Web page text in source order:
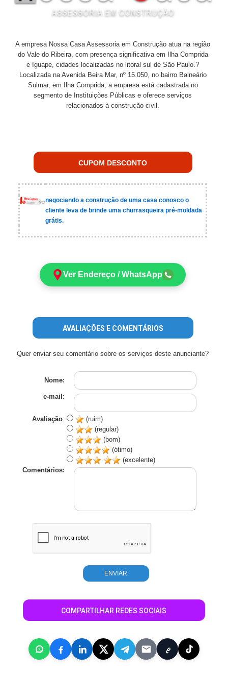
A empresa Nossa Casa Assessoria em Construção atua na região
do Vale do Ribeira, com presença significativa em Ilha Comprida
e Iguape, cidades localizadas no litoral sul de São Paulo.?
Localizada na Avenida Beira Mar, nº 15.050, no bairro Balneário
Sulmar, em Ilha Comprida, a empresa está cadastrada no
segmento de Instituições Públicas e oferece serviços
relacionados à construção civil.
CUPOM DESCONTO
negociando a construção de uma casa conosco o
cliente leva de brinde uma churrasqueira pré-moldada
grátis.
Ver Endereço / WhatsApp
AVALIAÇÕES E COMENTÁRIOS
Quer enviar seu comentário sobre os serviços deste anunciante?
Nome:
e-mail:
Avaliação:
(ruim)
(regular)
(bom)
(ótimo)
(excelente)
Comentários:
COMPARTILHAR REDES SOCIAIS